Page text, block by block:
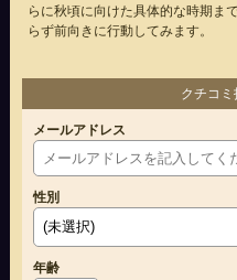
らに秋頃に向けた具体的な時期ま
らず前向きに行動してみます。
クチコ
メールアドレス
性別
年齢